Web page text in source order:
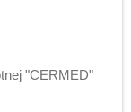
"CERMED"